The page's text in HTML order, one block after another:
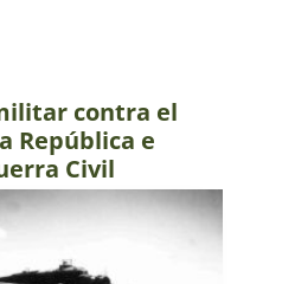
contra el
República e
Civil